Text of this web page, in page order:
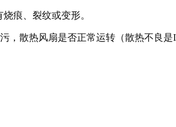
痕、裂纹或变形。
，散热风扇是否正常运转（散热不良是